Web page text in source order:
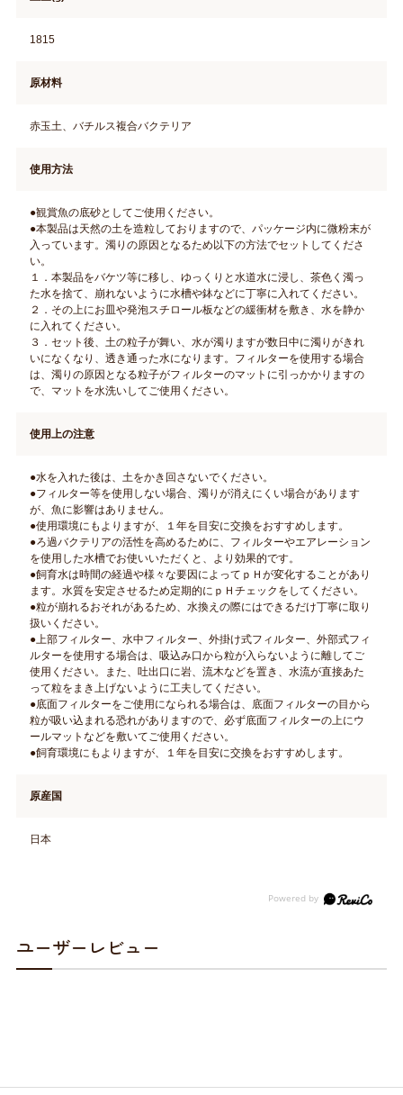
1815
原材料
赤玉土、バチルス複合バクテリア
使用方法
●観賞魚の底砂としてご使用ください。
●本製品は天然の土を造粒しておりますので、パッケージ内に微粉末が
入っています。濁りの原因となるため以下の方法でセットしてくださ
い。
１．本製品をバケツ等に移し、ゆっくりと水道水に浸し、茶色く濁っ
た水を捨て、崩れないように水槽や鉢などに丁寧に入れてください。
２．その上にお皿や発泡スチロール板などの緩衝材を敷き、水を静か
に入れてください。
３．セット後、土の粒子が舞い、水が濁りますが数日中に濁りがきれ
いになくなり、透き通った水になります。フィルターを使用する場合
は、濁りの原因となる粒子がフィルターのマットに引っかかりますの
で、マットを水洗いしてご使用ください。
使用上の注意
●水を入れた後は、土をかき回さないでください。
●フィルター等を使用しない場合、濁りが消えにくい場合があります
が、魚に影響はありません。
●使用環境にもよりますが、１年を目安に交換をおすすめします。
●ろ過バクテリアの活性を高めるために、フィルターやエアレーション
を使用した水槽でお使いいただくと、より効果的です。
●飼育水は時間の経過や様々な要因によってｐＨが変化することがあり
ます。水質を安定させるため定期的にｐＨチェックをしてください。
●粒が崩れるおそれがあるため、水換えの際にはできるだけ丁寧に取り
扱いください。
●上部フィルター、水中フィルター、外掛け式フィルター、外部式フィ
ルターを使用する場合は、吸込み口から粒が入らないように離してご
使用ください。また、吐出口に岩、流木などを置き、水流が直接あた
って粒をまき上げないように工夫してください。
●底面フィルターをご使用になられる場合は、底面フィルターの目から
粒が吸い込まれる恐れがありますので、必ず底面フィルターの上にウ
ールマットなどを敷いてご使用ください。
●飼育環境にもよりますが、１年を目安に交換をおすすめします。
原産国
日本
ユーザーレビュー